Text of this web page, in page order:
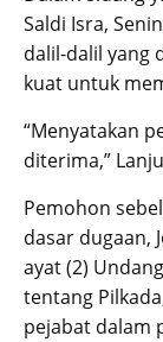
Saldi Isra,
dalil-dalil yang
kuat untuk
“Menyatakan
diterima,”
Pemohon
dasar dugaan,
ayat (2)
tentang
pejabat dalam